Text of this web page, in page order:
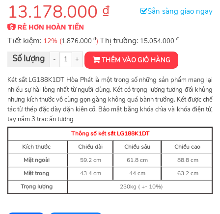
13.178.000 ₫ Sẵn sàng giao ngay
Tiết kiệm: 12% (1.876.000 ₫) Thị trường: 15.054.000 ₫
Két sắt LG188K1DT số lượng THÊM VÀO GIỎ HÀNG
Két sắt LG188K1DT Hòa Phát là một trong số những sản phẩm mang lại
nhiều sự hài lòng nhất từ người dùng. Két có trọng lượng tương đối khủng
nhưng kích thước vô cùng gọn gàng không quá bành trướng. Két được chế
tác từ thép đặc dày dặn kiên cố. Bảo mật bằng khóa chìa và khóa điện tử,
tay nắm 3 trạc ấn tượng
Thông số két sắt LG188K1DT
Kích thước
Chiều dài Chiều sâu
Chiều cao
Mặt ngoài
59.2 cm 61.8 cm
88.8 cm
Mặt trong
43.4 cm 44 cm
63.2 cm
Trọng lượng
230kg ( +- 10%)